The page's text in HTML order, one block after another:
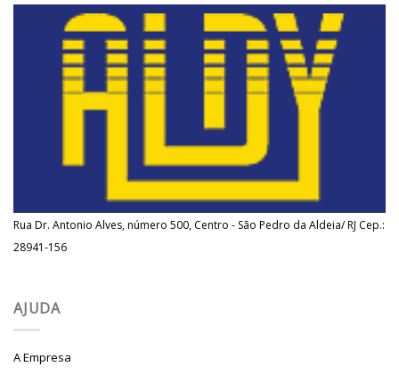
Rua Dr. Antonio Alves, número 500, Centro - São Pedro da Aldeia/ RJ Cep.:
28941-156
AJUDA
A Empresa